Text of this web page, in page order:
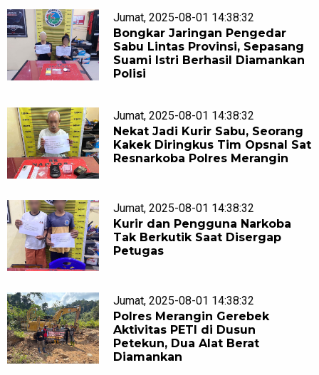
Jumat, 2025-08-01 14:38:32
Bongkar Jaringan Pengedar
Sabu Lintas Provinsi, Sepasang
Suami Istri Berhasil Diamankan
Polisi
Jumat, 2025-08-01 14:38:32
Nekat Jadi Kurir Sabu, Seorang
Kakek Diringkus Tim Opsnal Sat
Resnarkoba Polres Merangin
Jumat, 2025-08-01 14:38:32
Kurir dan Pengguna Narkoba
Tak Berkutik Saat Disergap
Petugas
Jumat, 2025-08-01 14:38:32
Polres Merangin Gerebek
Aktivitas PETI di Dusun
Petekun, Dua Alat Berat
Diamankan